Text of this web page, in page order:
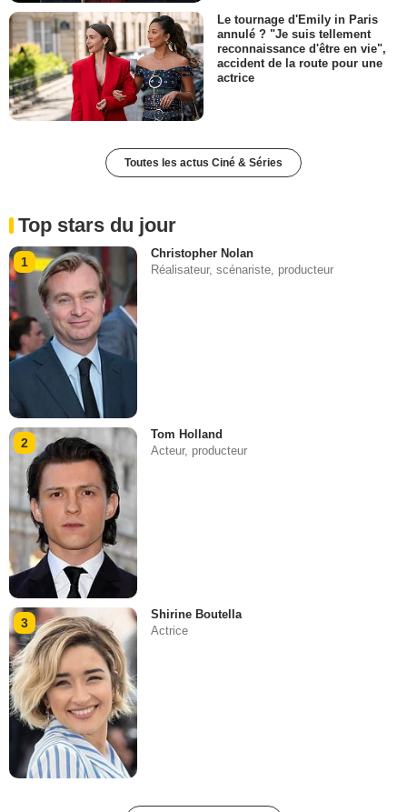
Le tournage d'Emily in Paris
annulé ? "Je suis tellement
reconnaissance d'être en vie",
accident de la route pour une
actrice
Toutes les actus Ciné & Séries
Top stars du jour
1
Christopher Nolan
Réalisateur, scénariste, producteur
2
Tom Holland
Acteur, producteur
3
Shirine Boutella
Actrice